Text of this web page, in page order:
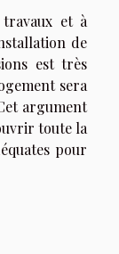
et à
de
est très
sera
argument
toute la
pour